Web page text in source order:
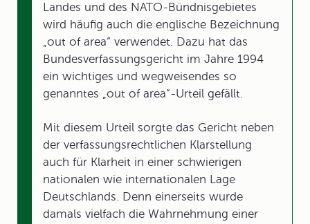
Landes und des NATO-Bündnisgebietes
wird häufig auch die englische Bezeichnung
„out of area“ verwendet. Dazu hat das
Bundesverfassungsgericht im Jahre 1994
ein wichtiges und wegweisendes so
genanntes „out of area“-Urteil gefällt.
Mit diesem Urteil sorgte das Gericht neben
der verfassungsrechtlichen Klarstellung
auch für Klarheit in einer schwierigen
nationalen wie internationalen Lage
Deutschlands. Denn einerseits wurde
damals vielfach die Wahrnehmung einer